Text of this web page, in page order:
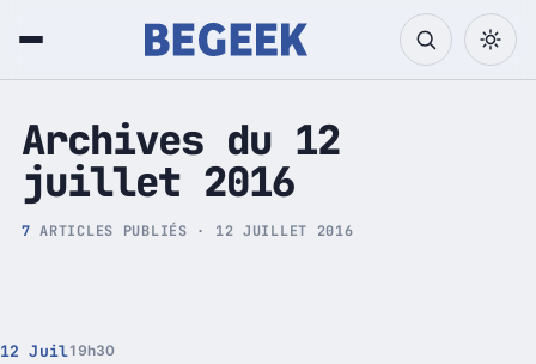
Tech et Pop culture
Archives du 12
juillet 2016
7 ARTICLES PUBLIÉS · 12 JUILLET 2016
12 Juil19h30